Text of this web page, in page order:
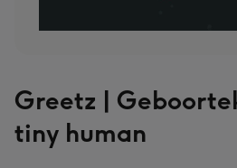
Greetz |
tiny human